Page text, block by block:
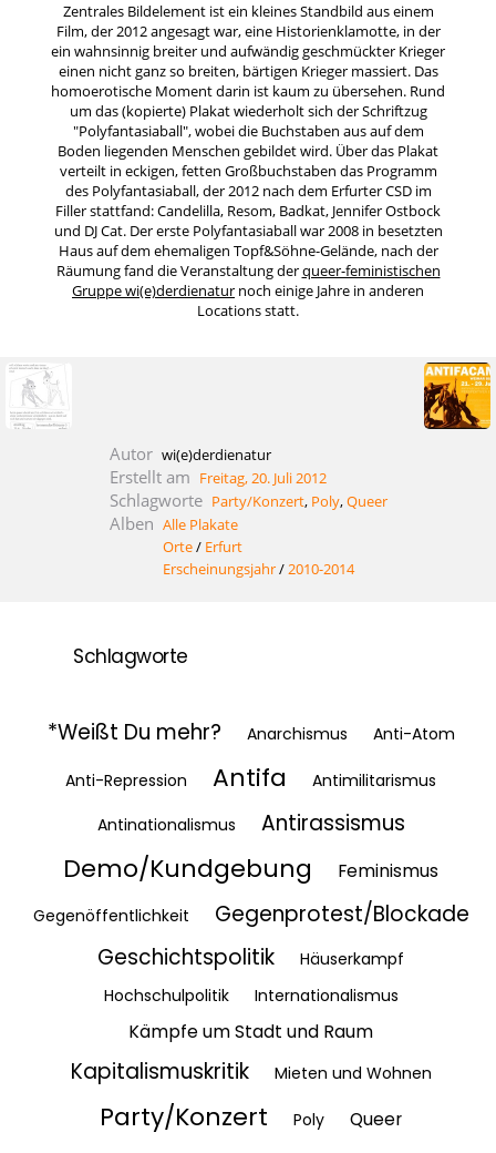
Zentrales Bildelement ist ein kleines Standbild aus einem
Film, der 2012 angesagt war, eine Historienklamotte, in der
ein wahnsinnig breiter und aufwändig geschmückter Krieger
einen nicht ganz so breiten, bärtigen Krieger massiert. Das
homoerotische Moment darin ist kaum zu übersehen. Rund
um das (kopierte) Plakat wiederholt sich der Schriftzug
"Polyfantasiaball", wobei die Buchstaben aus auf dem
Boden liegenden Menschen gebildet wird. Über das Plakat
verteilt in eckigen, fetten Großbuchstaben das Programm
des Polyfantasiaball, der 2012 nach dem Erfurter CSD im
Filler stattfand: Candelilla, Resom, Badkat, Jennifer Ostbock
und DJ Cat. Der erste Polyfantasiaball war 2008 in besetzten
Haus auf dem ehemaligen Topf&Söhne-Gelände, nach der
Räumung fand die Veranstaltung derqueer-feministischen
Gruppe wi(e)derdienatur noch einige Jahre in anderen
Locations statt.
Autor wi(e)derdienatur
Erstellt am Freitag, 20. Juli 2012
Schlagworte Party/Konzert, Poly,Queer
Alben Alle Plakate
Orte/ Erfurt
Erscheinungsjahr/2010-2014
Schlagworte
*Weißt Du mehr? Anarchismus Anti-Atom
Anti-Repression Antifa
Antimilitarismus
Antinationalismus
Antirassismus
Demo/Kundgebung Feminismus
Gegenöffentlichkeit
Gegenprotest/Blockade
Geschichtspolitik
Häuserkampf
Hochschulpolitik
Internationalismus
Kämpfe um Stadt und Raum
Kapitalismuskritik Mieten und Wohnen
Party/Konzert Poly Queer